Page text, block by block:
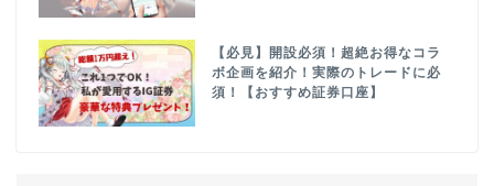
【必見】開設必須！超絶お得なコラ
ボ企画を紹介！実際のトレードに必
須！【おすすめ証券口座】